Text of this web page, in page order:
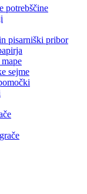
potrebščine
pisarniški pribor
sejme